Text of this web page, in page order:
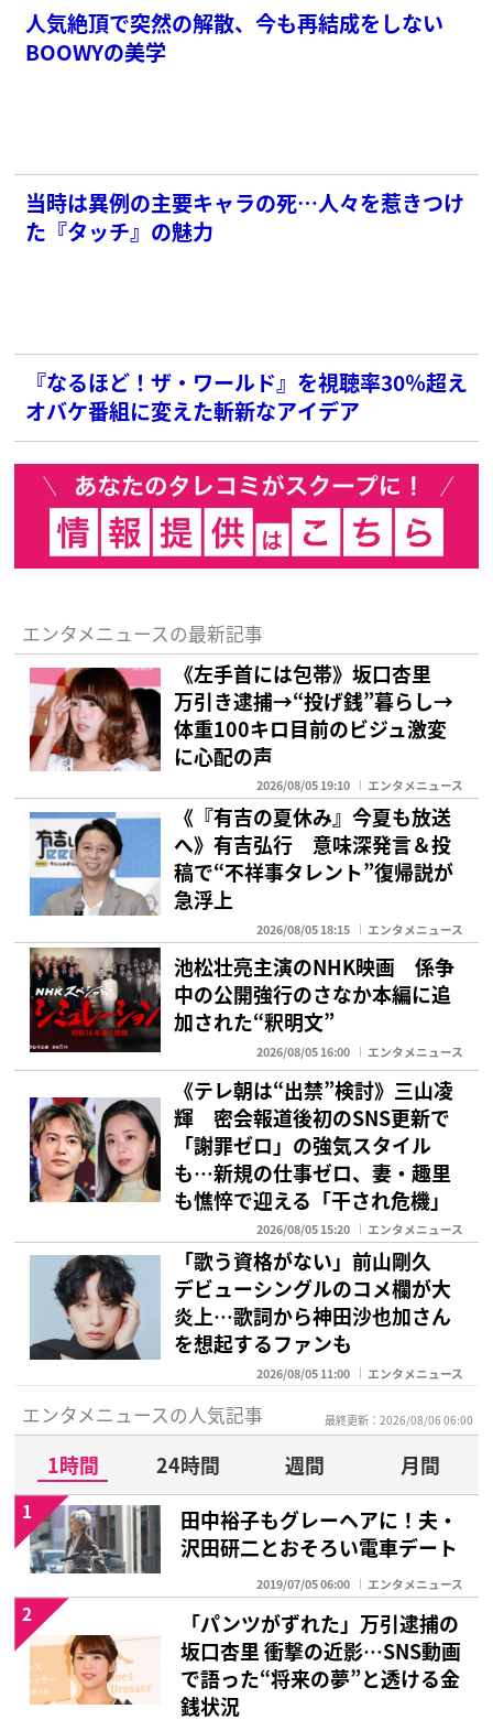
人気絶頂で突然の解散、今も再結成をしない
BOOWYの美学
当時は異例の主要キャラの死…人々を惹きつけ
た『タッチ』の魅力
『なるほど！ザ・ワールド』を視聴率30％超え
オバケ番組に変えた斬新なアイデア
エンタメニュースの最新記事
《左手首には包帯》坂口杏里
万引き逮捕→“投げ銭”暮らし→
体重100キロ目前のビジュ激変
に心配の声
2026/08/05 19:10 エンタメニュース
《『有吉の夏休み』今夏も放送
へ》有吉弘行 意味深発言＆投
稿で“不祥事タレント”復帰説が
急浮上
2026/08/05 18:15 エンタメニュース
池松壮亮主演のNHK映画 係争
中の公開強行のさなか本編に追
加された“釈明文”
2026/08/05 16:00 エンタメニュース
《テレ朝は“出禁”検討》三山凌
輝 密会報道後初のSNS更新で
「謝罪ゼロ」の強気スタイル
も…新規の仕事ゼロ、妻・趣里
も憔悴で迎える「干され危機」
2026/08/05 15:20 エンタメニュース
「歌う資格がない」前山剛久
デビューシングルのコメ欄が大
炎上…歌詞から神田沙也加さん
を想起するファンも
2026/08/05 11:00 エンタメニュース
エンタメニュースの人気記事 最終更新：2026/08/06 06:00
1時間 24時間 週間
月間
田中裕子もグレーヘアに！夫・
沢田研二とおそろい電車デート
2019/07/05 06:00 エンタメニュース
1
「パンツがずれた」万引逮捕の
坂口杏里 衝撃の近影…SNS動画
で語った“将来の夢”と透ける金
銭状況
2